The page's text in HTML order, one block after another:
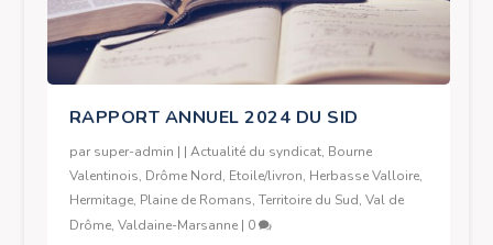
RAPPORT ANNUEL 2024 DU SID
parsuper-admin | | Actualité du syndicat, Bourne
Valentinois, Drôme Nord, Etoile/livron, Herbasse Valloire,
Hermitage, Plaine de Romans, Territoire du Sud, Val de
Drôme, Valdaine-Marsanne| 0